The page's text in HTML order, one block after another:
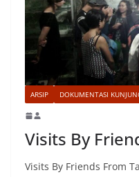
ARSIP DOKUMENTASI
Visits By
Visits By Friends From